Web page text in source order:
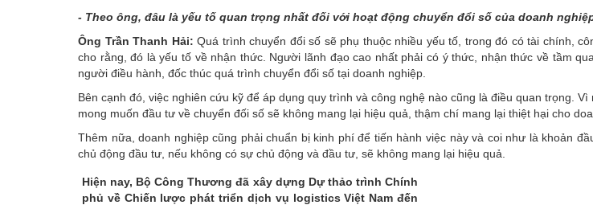
- Theo ông, đâu là yếu tố quan trọng nhất đối với hoạt động chuyển đổi số của doanh
Ông Trần Thanh Hải:Quá trình chuyển đổi số sẽ phụ thuộc nhiều yếu tố, trong đó có tài chính,
cho rằng, đó là yếu tố về nhận thức. Người lãnh đạo cao nhất phải có ý thức, nhận thức về tầm
người điều hành, đốc thúc quá trình chuyển đổi số tại doanh nghiệp.
Bên cạnh đó, việc nghiên cứu kỹ để áp dụng quy trình và công nghệ nào cũng là điều quan trọng.
mong muốn đầu tư về chuyển đối số sẽ không mang lại hiệu quả, thậm chí mang lại thiệt hại cho
Thêm nữa, doanh nghiệp cũng phải chuẩn bị kinh phí để tiến hành việc này và coi như là khoản
chủ động đầu tư, nếu không có sự chủ động và đầu tư, sẽ không mang lại hiệu quả.
Hiện nay, Bộ Công Thương đã xây dựng Dự thảo trình Chính
phủ về Chiến lược phát triển dịch vụ logistics Việt Nam đến